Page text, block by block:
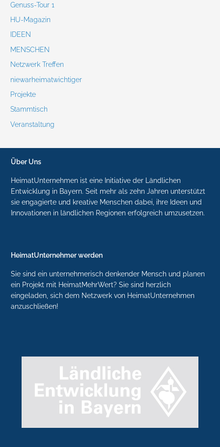
Genuss-Tour 1
HU-Magazin
IDEEN
MENSCHEN
Netzwerk Treffen
niewarheimatwichtiger
Projekte
Stammtisch
Veranstaltung
Über Uns
HeimatUnternehmen ist eine Initiative der Ländlichen
Entwicklung in Bayern. Seit mehr als zehn Jahren unterstützt
sie engagierte und kreative Menschen dabei, ihre Ideen und
Innovationen in ländlichen Regionen erfolgreich umzusetzen.
HeimatUnternehmer werden
Sie sind ein unternehmerisch denkender Mensch und planen
ein Projekt mit HeimatMehrWert? Sie sind herzlich
eingeladen, sich dem Netzwerk von HeimatUnternehmen
anzuschließen!